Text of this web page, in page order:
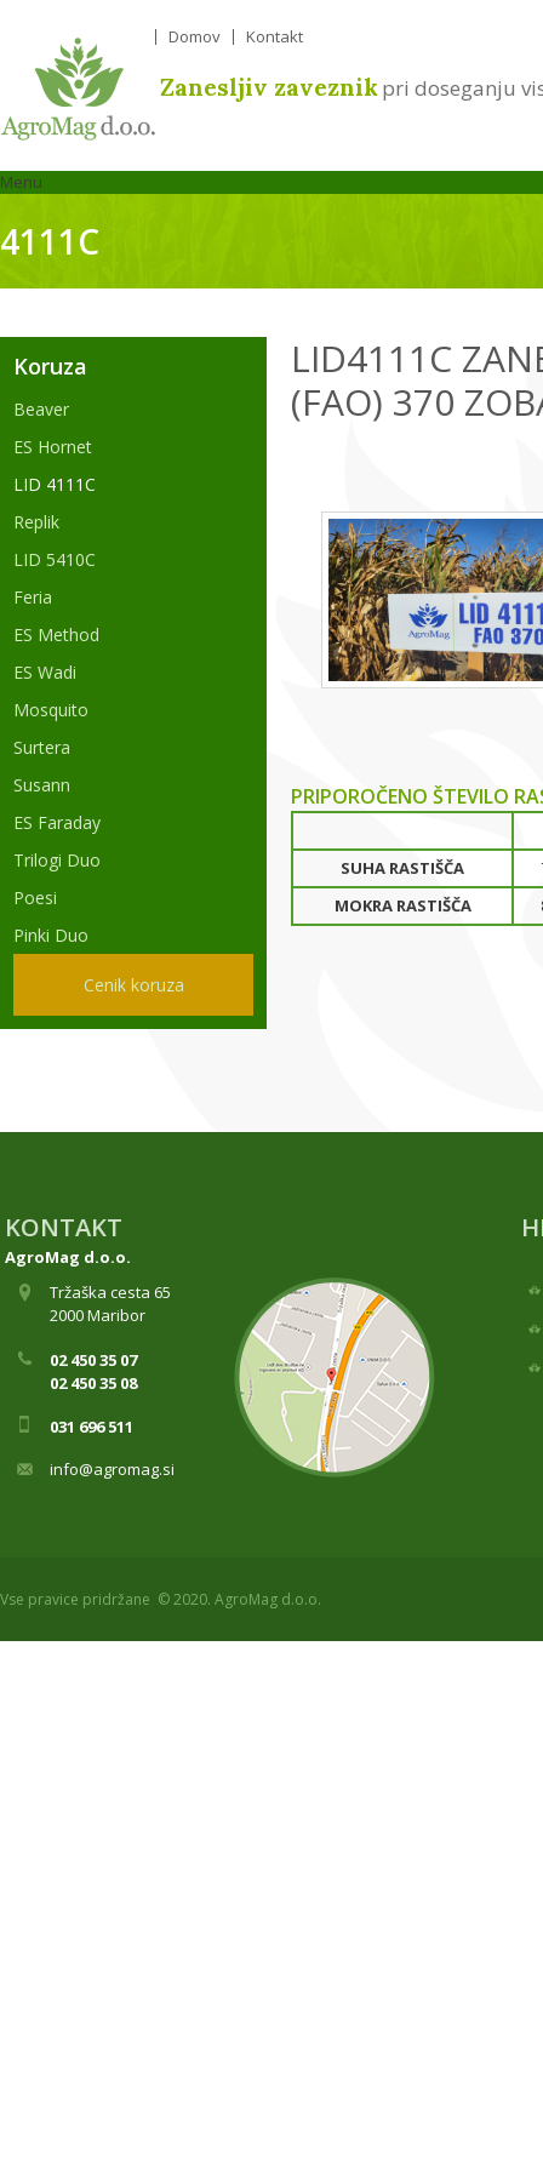
Domov Kontakt
Zanesljiv zaveznikpri doseganju
Menu
4111C
Koruza
Beaver
ES Hornet
LID 4111C
Replik
LID 5410C
Feria
ES Method
ES Wadi
Mosquito
Surtera
Susann
ES Faraday
Trilogi Duo
Poesi
Pinki Duo
Cenik koruza
LID4111C
(FAO) 370
PRIPOROČENO ŠTEVILO
SUHA RASTIŠČA
MOKRA RASTIŠČA
KONTAKT
AgroMag d.o.o.
Tržaška cesta 65
2000 Maribor
02 450 35 07
02 450 35 08
031 696 511
info@agromag.si
Vse pravice pridržane © 2020. AgroMag d.o.o.